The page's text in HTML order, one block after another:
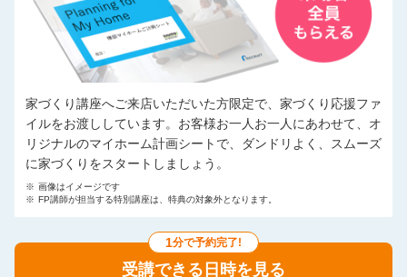
家づくり講座へご来店いただいた方限定で、家づくり応援ファ
イルをお渡ししています。お客様お一人お一人にあわせて、オ
リジナルのマイホーム計画シートで、ダンドリよく、スムーズ
に家づくりをスタートしましょう。
※ 画像はイメージです
※ FP講師が担当する特別講座は、特典の対象外となります。
1分で予約完了!
受講できる日時を見る